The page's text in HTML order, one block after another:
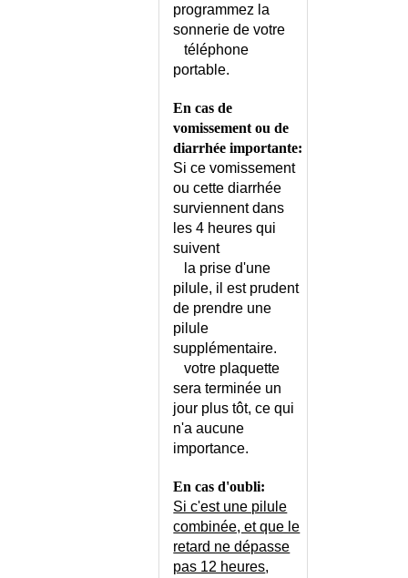
CYSTITE INTERSTITIELLE
CYSTITE RECIDIVANTE CHEZ
CYTOMEGALOVIROSE ET
DARIER (MALADIE DE)
DEBIT EXPIRATOIRE DE
DECALAGE HORAIRE
DECES - FORMALITES POUR
DECLARATION OBLIGATOIRE
DECOLLEMENT DE RETINE
DECOLLEMENT DU VITRE
MULTIVISCERALE (SYNDROME
programmez la
sonnerie de votre
téléphone
portable.
En cas de
vomissement ou de
diarrhée importante:
Si ce vomissement
ou cette diarrhée
surviennent dans
les 4 heures qui
suivent
la prise d'une
pilule, il est prudent
de prendre une
pilule
supplémentaire.
votre plaquette
sera terminée un
jour plus tôt, ce qui
n'a aucune
importance.
En cas d'oubli:
Si c'est une pilule
combinée, et que le
retard ne dépasse
pas 12 heures,